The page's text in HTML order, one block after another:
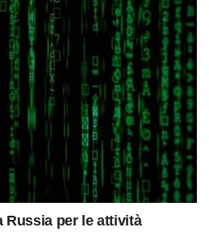
Russia per le attività